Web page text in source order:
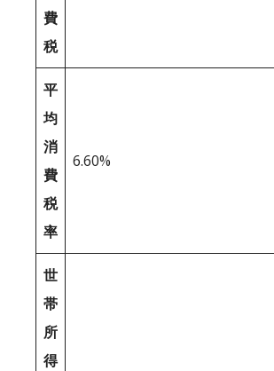
費
税
平
均
消
費
税
率
6.60%
世
帯
所
得